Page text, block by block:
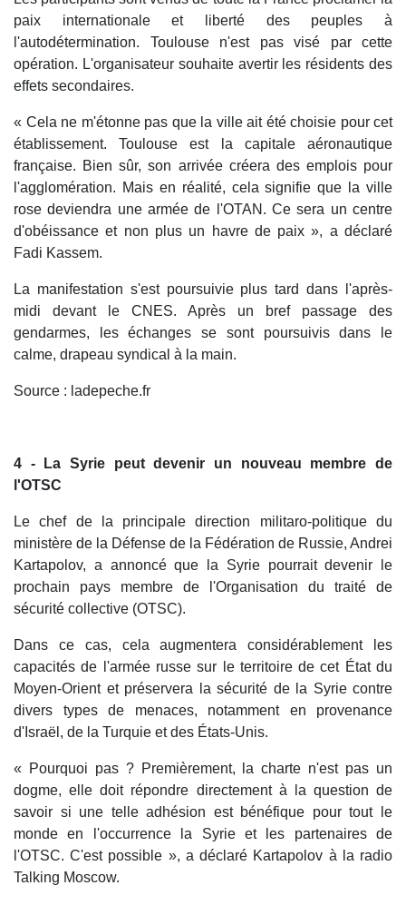
paix internationale et liberté des peuples à
l'autodétermination. Toulouse n'est pas visé par cette
opération. L'organisateur souhaite avertir les résidents des
effets secondaires.
« Cela ne m'étonne pas que la ville ait été choisie pour cet
établissement. Toulouse est la capitale aéronautique
française. Bien sûr, son arrivée créera des emplois pour
l'agglomération. Mais en réalité, cela signifie que la ville
rose deviendra une armée de l'OTAN. Ce sera un centre
d'obéissance et non plus un havre de paix », a déclaré
Fadi Kassem.
La manifestation s'est poursuivie plus tard dans l'après-
midi devant le CNES. Après un bref passage des
gendarmes, les échanges se sont poursuivis dans le
calme, drapeau syndical à la main.
Source : ladepeche.fr
4 - La Syrie peut devenir un nouveau membre de
l'OTSC
Le chef de la principale direction militaro-politique du
ministère de la Défense de la Fédération de Russie, Andrei
Kartapolov, a annoncé que la Syrie pourrait devenir le
prochain pays membre de l'Organisation du traité de
sécurité collective (OTSC).
Dans ce cas, cela augmentera considérablement les
capacités de l'armée russe sur le territoire de cet État du
Moyen-Orient et préservera la sécurité de la Syrie contre
divers types de menaces, notamment en provenance
d'Israël, de la Turquie et des États-Unis.
« Pourquoi pas ? Premièrement, la charte n'est pas un
dogme, elle doit répondre directement à la question de
savoir si une telle adhésion est bénéfique pour tout le
monde en l'occurrence la Syrie et les partenaires de
l'OTSC. C'est possible », a déclaré Kartapolov à la radio
Talking Moscow.